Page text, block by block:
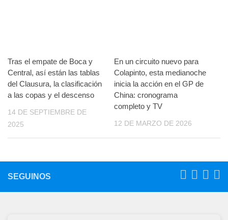
Tras el empate de Boca y
Central, así están las tablas
del Clausura, la clasificación
a las copas y el descenso
14 DE SEPTIEMBRE DE
2025
En un circuito nuevo para
Colapinto, esta medianoche
inicia la acción en el GP de
China: cronograma
completo y TV
12 DE MARZO DE 2026
SEGUINOS